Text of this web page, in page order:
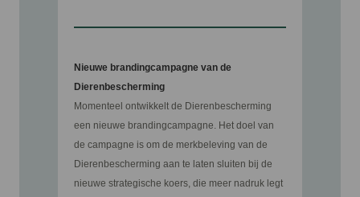
Nieuwe brandingcampagne van de
Dierenbescherming
Momenteel ontwikkelt de Dierenbescherming
een nieuwe brandingcampagne. Het doel van
de campagne is om de merkbeleving van de
Dierenbescherming aan te laten sluiten bij de
nieuwe strategische koers, die meer nadruk legt